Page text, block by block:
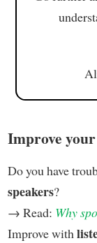
Improve
Do you have
speakers?
→ Read: Why
Improve with